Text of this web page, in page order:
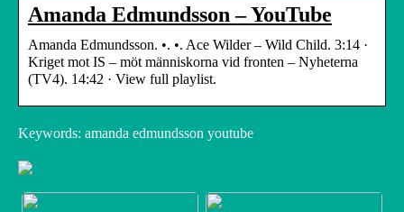
Amanda Edmundsson – YouTube
Amanda Edmundsson. •. •. Ace Wilder – Wild Child. 3:14 ·
Kriget mot IS – möt människorna vid fronten – Nyheterna
(TV4). 14:42 · View full playlist.
Keywords: amanda edmundsson youtube